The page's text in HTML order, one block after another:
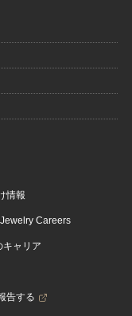
情報
Careers
キャリア
告する